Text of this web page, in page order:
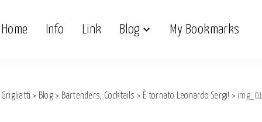
Home Info Link Blog My Bookmarks
Grigliatti > Blog> Bartenders, Cocktails > È tornato Leonardo Sergi! >